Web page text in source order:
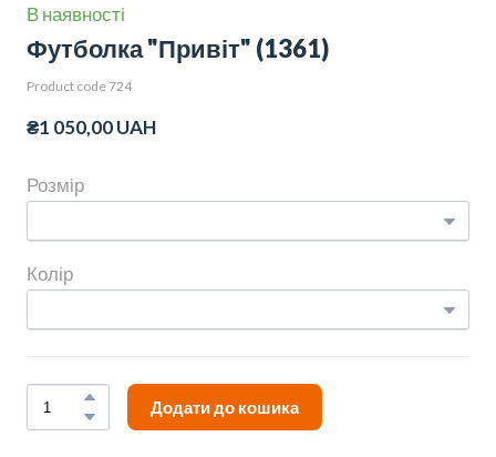
В наявності
Футболка "Привіт" (1361)
Product code 724
₴1 050,00 UAH
Розмір
Колір
Додати до кошика